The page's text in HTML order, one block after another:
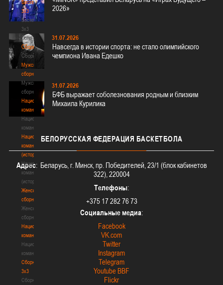
Баскетбол
3х3
Баскетбол
3х3
Лого[modid=121]
Сборные
Сборные
Мужские
сборные
Мужские
сборные
Национальная
команда
Национальная
команда
Национальная
команда
(история)
Национальная
команда
(история)
Женские
сборные
Женские
сборные
Национальная
команда
Национальная
команда
Сборные
3х3
Сборные
2026»
31.07.2026
Навсегда в истории спорта: не стало олимпийского
чемпиона Ивана Едешко
31.07.2026
БФБ выражает соболезнования родным и близким
Михаила Курилика
БЕЛОРУССКАЯ ФЕДЕРАЦИЯ БАСКЕТБОЛА
Адрес: Беларусь, г. Минск, пр. Победителей, 23/1 (блок кабинетов
322), 220004
Телефоны:
+375 17 282 76 73
Социальные медиа:
Facebook
VK.com
Twitter
Instagram
Telegram
Youtube BBF
Flickr